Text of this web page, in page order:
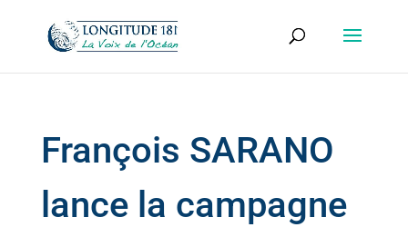
François SARANO
lance la campagne